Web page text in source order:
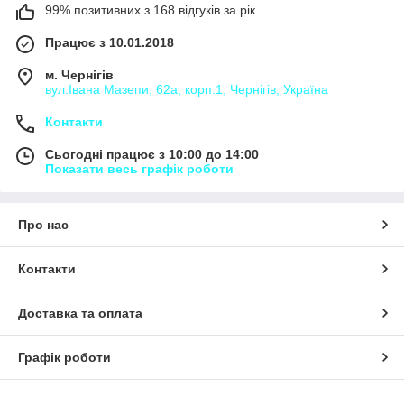
99% позитивних з 168 відгуків за рік
Працює з 10.01.2018
м. Чернігів
вул.Івана Мазепи, 62а, корп.1, Чернігів, Україна
Контакти
Сьогодні працює з 10:00 до 14:00
Показати весь графік роботи
Про нас
Контакти
Доставка та оплата
Графік роботи